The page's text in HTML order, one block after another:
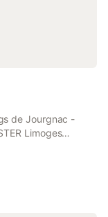
de Jourgnac -
Limoges
Métropole. This
private parking.